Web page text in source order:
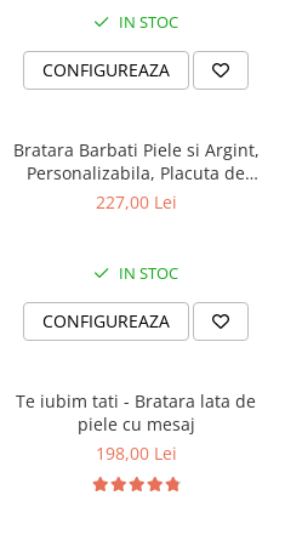
IN STOC
CONFIGUREAZA
Bratara Barbati Piele si Argint,
Personalizabila, Placuta de
Argint 925 Gravata
227,00 Lei
IN STOC
CONFIGUREAZA
Te iubim tati - Bratara lata de
piele cu mesaj
198,00 Lei